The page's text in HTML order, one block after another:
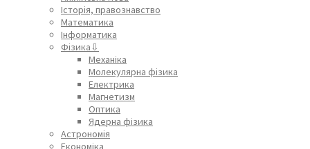
Історія, правознавство
Математика
Інформатика
Фізика⇩
Механіка
Молекулярна фізика
Електрика
Магнетизм
Оптика
Ядерна фізика
Астрономія
Економіка